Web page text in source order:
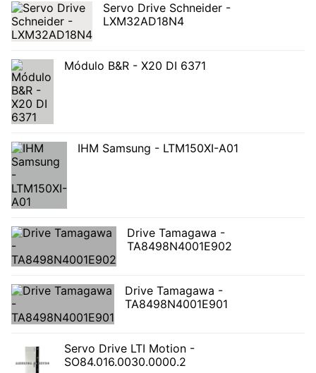
Servo Drive Schneider -
LXM32AD18N4
Módulo B&R - X20 DI 6371
IHM Samsung - LTM150XI-A01
Drive Tamagawa -
TA8498N4001E902
Drive Tamagawa -
TA8498N4001E901
Servo Drive LTI Motion -
SO84.016.0030.0000.2